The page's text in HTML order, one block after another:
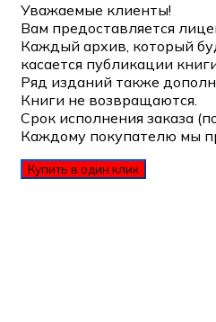
Уважаемые клиенты!
Вам предоставляется
Каждый архив, который
касается публикации
Ряд изданий также
Книги не возвращаются.
Срок исполнения заказа
Каждому покупателю мы
Купить в один клик